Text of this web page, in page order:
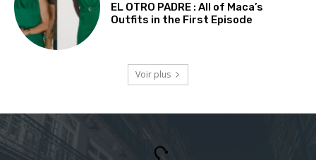
EL OTRO PADRE : All of Maca’s
Outfits in the First Episode
Voir plus